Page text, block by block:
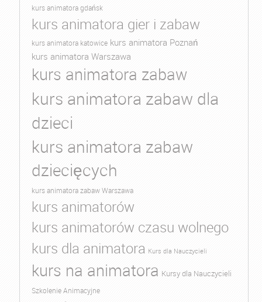
kurs animatora gdańsk
kurs animatora gier i zabaw
kurs animatora katowice kurs animatora Poznań
kurs animatora Warszawa
kurs animatora zabaw
kurs animatora zabaw dla
dzieci
kurs animatora zabaw
dziecięcych
kurs animatora zabaw Warszawa
kurs animatorów
kurs animatorów czasu wolnego
kurs dla animatora Kurs dla Nauczycieli
kurs na animatora Kursy dla Nauczycieli
Szkolenie Animacyjne